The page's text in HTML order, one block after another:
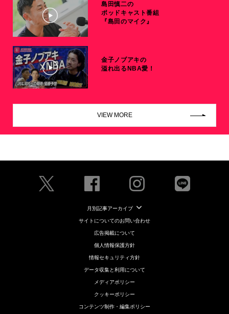
島田慎二の
ポッドキャスト番組
『島田のマイク』
金子ノブアキの
溢れ出るNBA愛！
VIEW MORE
月別記事アーカイブ
サイトについてのお問い合わせ
広告掲載について
個人情報保護方針
情報セキュリティ方針
データ収集と利用について
メディアポリシー
クッキーポリシー
コンテンツ制作・編集ポリシー